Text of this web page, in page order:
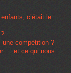
c’était le
une compétition ?
et ce qui nous